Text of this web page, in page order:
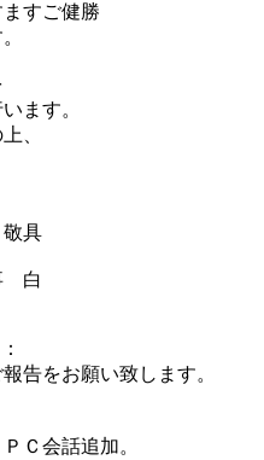
すご健勝
ます。
、
告をお願い致します。
Ｃ会話追加。